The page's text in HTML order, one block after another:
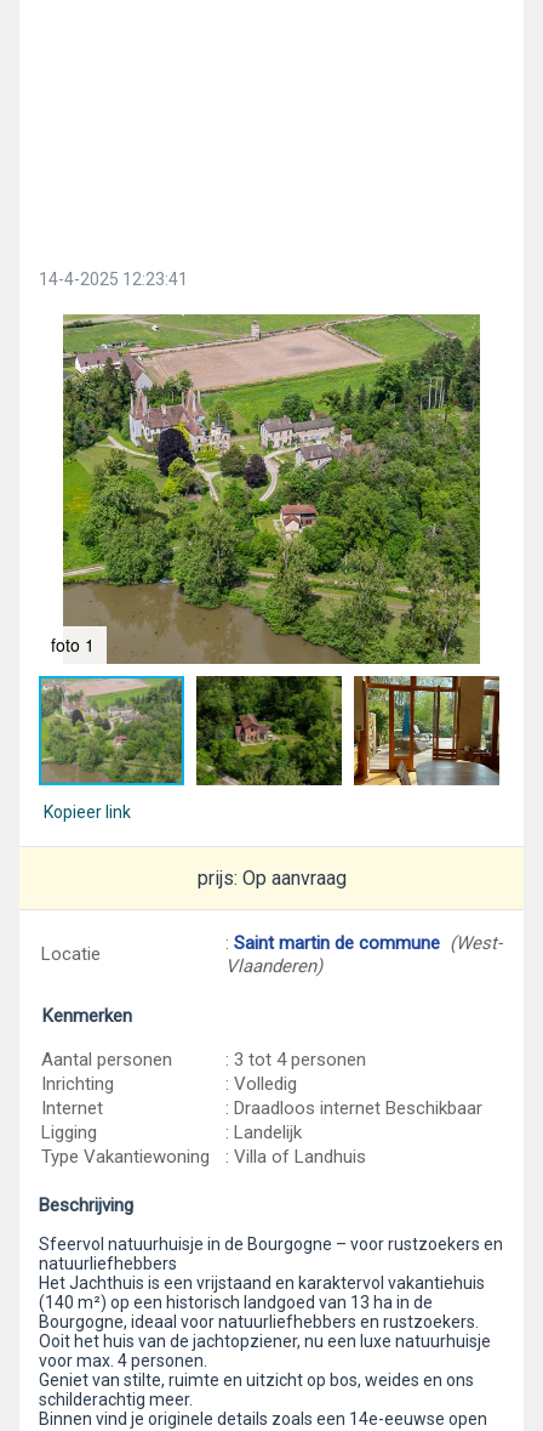
14-4-2025 12:23:41
foto 1
Kopieer link
prijs: Op aanvraag
Locatie : Saint martin de commune (West-
Vlaanderen)
Kenmerken
Aantal personen
: 3 tot 4 personen
Inrichting
: Volledig
Internet
: Draadloos internet Beschikbaar
Ligging
: Landelijk
Type Vakantiewoning
: Villa of Landhuis
Beschrijving
Sfeervol natuurhuisje in de Bourgogne – voor rustzoekers en
natuurliefhebbers
Het Jachthuis is een vrijstaand en karaktervol vakantiehuis
(140 m²) op een historisch landgoed van 13 ha in de
Bourgogne, ideaal voor natuurliefhebbers en rustzoekers.
Ooit het huis van de jachtopziener, nu een luxe natuurhuisje
voor max. 4 personen.
Geniet van stilte, ruimte en uitzicht op bos, weides en ons
schilderachtig meer.
Binnen vind je originele details zoals een 14e-eeuwse open